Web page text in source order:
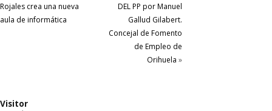
Rojales crea una nueva
aula de informática
DEL PP por Manuel
Gallud Gilabert.
Concejal de Fomento
de Empleo de
Orihuela »
Visitor